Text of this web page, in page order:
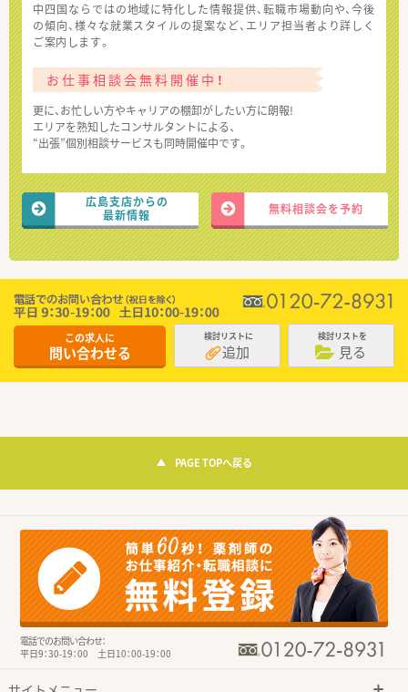
中四国ならではの地域に特化した情報提供、転職市場動向や、今後
の傾向、様々な就業スタイルの提案など、エリア担当者より詳しく
ご案内します。
お仕事相談会無料開催中！
更に、お忙しい方やキャリアの棚卸がしたい方に朗報!
エリアを熟知したコンサルタントによる、
“出張”個別相談サービスも同時開催中です。
広島支店からの
最新情報
無料相談会を予約
この求人に
問い合わせる
検討リストに
追加
検討リストを
見る
PAGE TOPへ戻る
電話でのお問い合わせ：
平日9：30-19：00 土日10：00-19：00